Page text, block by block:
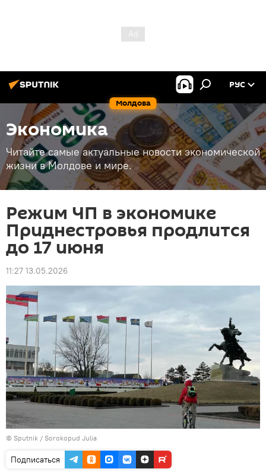
Молдова
РУС
Экономика
Читайте самые актуальные новости экономической
жизни в Молдове и мире.
Режим ЧП в экономике
Приднестровья продлится
до 17 июня
11:27 13.05.2026
© Sputnik / Sorokopud Julia
Подписаться